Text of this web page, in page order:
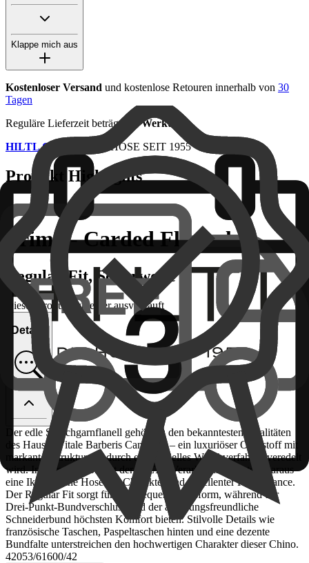
Klappe mich aus
Kostenloser Versand und kostenlose Retouren innerhalb von 30
Tagen
Reguläre Lieferzeit beträgt
1-3 Werktage
HILTL Qualität
- DIE HOSE SEIT 1955
Produkt Highlights
Primo - Carded Flannel
Regular-Fit, Schurwolle
Dieses Produkt ist leider ausverkauft
Details
Der edle Streichgarnflanell gehört zu den bekanntesten Qualitäten
des Hauses Vitale Barberis Canonico – ein luxuriöser Oberstoff mit
markanter Struktur der durch ein spezielles Waschverfahren veredelt
wird. In Kombination mit der HILTL-Verarbeitung entsteht daraus
eine Ikone - eine Hose mit Charakter und exzellenter Performance.
Der Regular Fit sorgt für eine bequeme Passform, während der
Drei-Punkt-Bundverschluss und der änderungsfreundliche
Schneiderbund höchsten Komfort bieten. Stilvolle Details wie
französische Taschen, Paspeltaschen hinten und eine dezente
Bundfalte unterstreichen den hochwertigen Charakter dieser Chino.
42053/61600/42